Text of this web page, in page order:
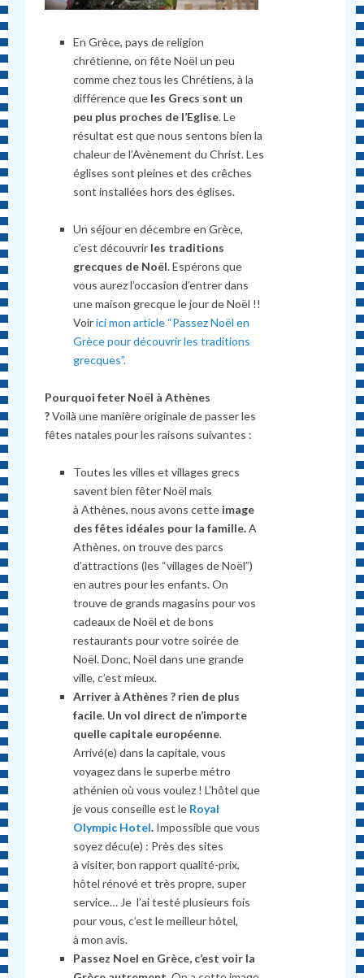
En Grèce, pays de religion
chrétienne, on fête Noël un peu
comme chez tous les Chrétiens, à la
différence que les Grecs sont un
peu plus proches de l’Eglise. Le
résultat est que nous sentons bien la
chaleur de l’Avènement du Christ. Les
églises sont pleines et des crêches
sont installées hors des églises.
Un séjour en décembre en Grèce,
c’est découvrir les traditions
grecques de Noël. Espérons que
vous aurez l’occasion d’entrer dans
une maison grecque le jour de Noël !!
Voirici mon article “Passez Noël en
Grèce pour découvrir les traditions
grecques”.
Pourquoi feter Noël à Athènes
?Voilà une manière originale de passer les
fêtes natales pour les raisons suivantes :
Toutes les villes et villages grecs
savent bien fêter Noël mais
à Athènes, nous avons cette image
des fêtes idéales pour la famille.A
Athènes, on trouve des parcs
d’attractions (les “villages de Noël”)
en autres pour les enfants. On
trouve de grands magasins pour vos
cadeaux de Noël et de bons
restaurants pour votre soirée de
Noël. Donc, Noël dans une grande
ville, c’est mieux.
Arriver à Athènes ? rien de plus
facile. Un vol direct de n’importe
quelle capitale européenne.
Arrivé(e) dans la capitale, vous
voyagez dans le superbe métro
athénien où vous voulez ! L’hôtel que
je vous conseille est le Royal
Olympic Hotel. Impossible que vous
soyez décu(e) : Près des sites
à visiter, bon rapport qualité-prix,
hôtel rénové et très propre, super
service… Je l’ai testé plusieurs fois
pour vous, c’est le meilleur hôtel,
à mon avis.
Passez Noel en Grèce, c’est voir la